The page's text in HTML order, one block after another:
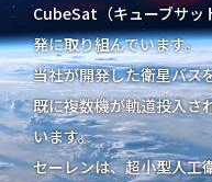
CubeSat（キューブサッ
発に取り組んでいます。
当社が開発した衛星バス
既に複数機が軌道投入さ
います。
セーレンは、超小型人工